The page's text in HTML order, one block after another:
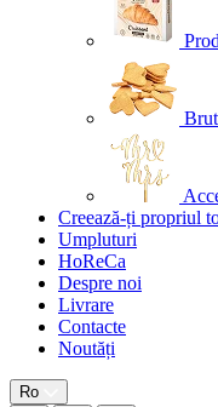
Creează-ți propriul
Umpluturi
HoReCa
Despre noi
Livrare
Contacte
Noutăți
Ro